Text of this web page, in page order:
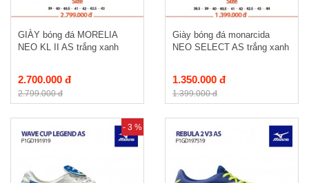
GIÀY bóng đá MORELIA
NEO KL II AS trắng xanh
2.700.000 đ
2.799.000 đ
Giày bóng đá monarcida
NEO SELECT AS trắng xanh
1.350.000 đ
1.399.000 đ
- 3 %